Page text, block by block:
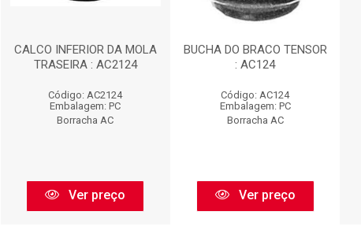
CALCO INFERIOR DA MOLA
TRASEIRA : AC2124
Código: AC2124
Embalagem: PC
Borracha AC
Ver preço
BUCHA DO BRACO TENSOR
: AC124
Código: AC124
Embalagem: PC
Borracha AC
Ver preço